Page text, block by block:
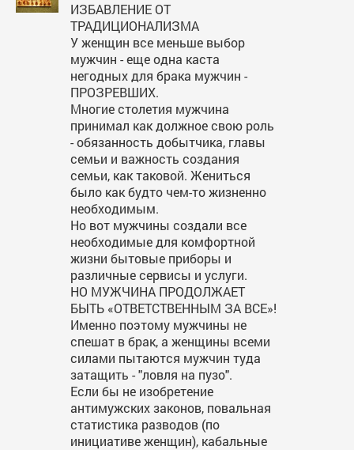
ИЗБАВЛЕНИЕ ОТ
ТРАДИЦИОНАЛИЗМА
У женщин все меньше выбор
мужчин - еще одна каста
негодных для брака мужчин -
ПРОЗРЕВШИХ.
Многие столетия мужчина
принимал как должное свою роль
- обязанность добытчика, главы
семьи и важность создания
семьи, как таковой. Жениться
было как будто чем-то жизненно
необходимым.
Но вот мужчины создали все
необходимые для комфортной
жизни бытовые приборы и
различные сервисы и услуги.
НО МУЖЧИНА ПРОДОЛЖАЕТ
БЫТЬ «ОТВЕТСТВЕННЫМ ЗА ВСЕ»!
Именно поэтому мужчины не
спешат в брак, а женщины всеми
силами пытаются мужчин туда
затащить - "ловля на пузо".
Если бы не изобретение
антимужских законов, повальная
статистика разводов (по
инициативе женщин), кабальные